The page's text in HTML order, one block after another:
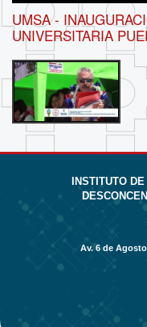
UMSA-
UNIVERSITARIA
INSTITUTO
Av. 6 de